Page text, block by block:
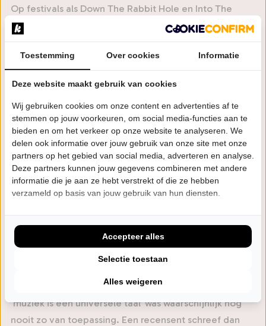
Op festivals als Down The Rabbit Hole en Into The
Great Wide Open, in de popzalen en zelfs bij het
statige Koningsdagconcert van de koninklijke familie
danste het publiek op een band met een
zangeressen en musici - waarvan sommigen in
asielzoekerscentra wonen (of hebben gewoond) -
veroorzaakten meters kippenvel. Kortom: een band
die je gezien moet hebben. Het treft je recht in het
hart en op je heupen.
Deze niemanders zijn niet te stoppen en zetten nu een
gecreëerde universum: Cafe Habibi. De band beweegt
portie soul, gospel en alternatieve rock. Het cliché
‘muziek is een universele taal’ was waarschijnlijk nog
nooit zo van toepassing. Een recensent schreef dan
Toestemming Over cookies Informatie
Deze website maakt gebruik van cookies
Wij gebruiken cookies om onze content en advertenties af te
stemmen op jouw voorkeuren, om social media-functies aan te
bieden en om het verkeer op onze website te analyseren. We
delen ook informatie over jouw gebruik van onze site met onze
partners op het gebied van social media, adverteren en analyse.
Deze partners kunnen jouw gegevens combineren met andere
informatie die je aan ze hebt verstrekt of die ze hebben
verzameld op basis van jouw gebruik van hun diensten.
Alles weigeren
Selectie toestaan
Accepteer alles